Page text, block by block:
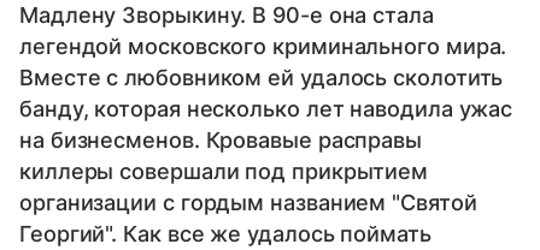
Мадлену Зворыкину. В 90-е она стала
легендой московского криминального мира.
Вместе с любовником ей удалось сколотить
банду, которая несколько лет наводила ужас
на бизнесменов. Кровавые расправы
киллеры совершали под прикрытием
организации с гордым названием "Святой
Георгий". Как все же удалось поймать